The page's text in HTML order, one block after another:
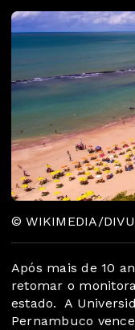
© WIKIMEDIA/
Após mais de 10
retomar o
estado. A
Pernambuco